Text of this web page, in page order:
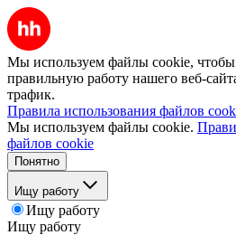
Мы используем файлы cookie, чтобы
правильную работу нашего веб-
трафик.
Правила использования файлов
Мы используем файлы cookie.
файлов cookie
Понятно
Ищу работу
Ищу работу
Ищу работу